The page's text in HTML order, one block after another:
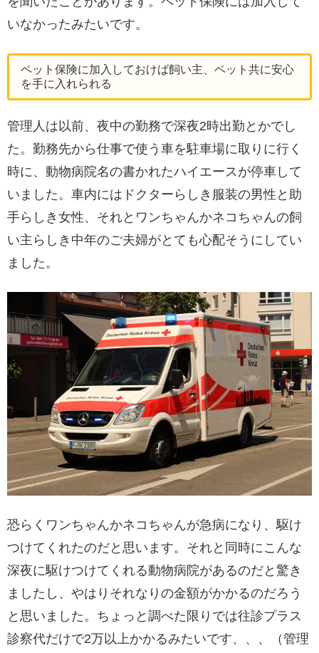
いなかったみたいです。
ペット保険に加入しておけば飼い主、ペット共に安心
を手に入れられる
管理人は以前、夜中の勤務で深夜2時出勤とかでし
た。勤務先から仕事で使う車を駐車場に取りに行く
時に、動物病院名の書かれたハイエースが停車して
いました。車内にはドクターらしき服装の男性と助
手らしき女性、それとワンちゃんかネコちゃんの飼
い主らしき中年のご夫婦がとても心配そうにしてい
ました。
恐らくワンちゃんかネコちゃんが急病になり、駆け
つけてくれたのだと思います。それと同時にこんな
深夜に駆けつけてくれる動物病院があるのだと驚き
ましたし、やはりそれなりの金額がかかるのだろう
と思いました。ちょっと調べた限りでは往診プラス
診察代だけで2万以上かかるみたいです、、、（管理